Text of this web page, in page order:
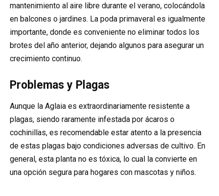
mantenimiento al aire libre durante el verano, colocándola
en balcones o jardines. La poda primaveral es igualmente
importante, donde es conveniente no eliminar todos los
brotes del año anterior, dejando algunos para asegurar un
crecimiento continuo.
Problemas y Plagas
Aunque la Aglaia es extraordinariamente resistente a
plagas, siendo raramente infestada por ácaros o
cochinillas, es recomendable estar atento a la presencia
de estas plagas bajo condiciones adversas de cultivo. En
general, esta planta no es tóxica, lo cual la convierte en
una opción segura para hogares con mascotas y niños.